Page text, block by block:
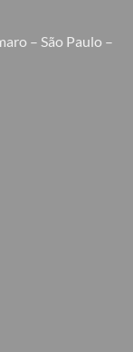
– São Paulo –